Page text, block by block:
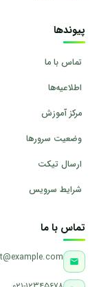
پیوندها
تماس با ما
اطلاعیه‌ها
مرکز آموزش
وضعیت سرورها
ارسال تیکت
شرایط سرویس
تماس با ما